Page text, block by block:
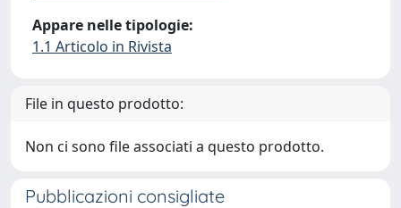
Appare nelle tipologie:
1.1 Articolo in Rivista
File in questo prodotto:
Non ci sono file associati a questo prodotto.
Pubblicazioni consigliate